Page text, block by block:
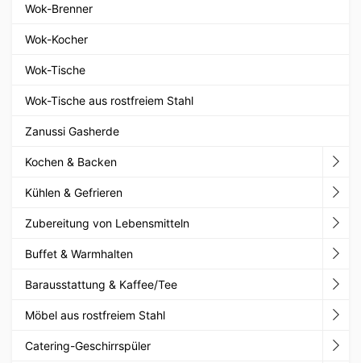
Wok-Brenner
Wok-Kocher
Wok-Tische
Wok-Tische aus rostfreiem Stahl
Zanussi Gasherde
Kochen & Backen
Kühlen & Gefrieren
Zubereitung von Lebensmitteln
Buffet & Warmhalten
Barausstattung & Kaffee/Tee
Möbel aus rostfreiem Stahl
Catering-Geschirrspüler